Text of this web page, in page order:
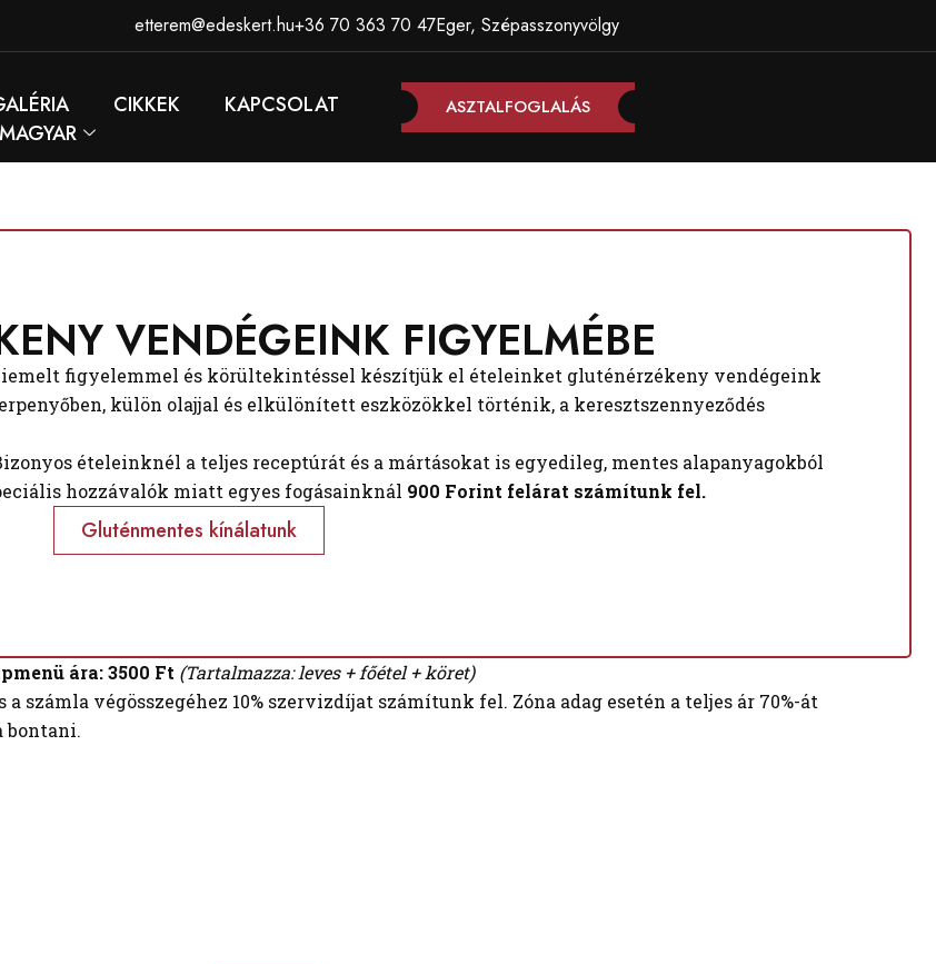
etterem@edeskert.hu+36 70 363 70 47Eger, Szépasszonyvölgy
CIKKEK
KAPCSOLAT
MAGYAR
ASZTALFOGLALÁS
VENDÉGEINK FIGYELMÉBE
figyelemmel és körültekintéssel készítjük el ételeinket gluténérzékeny vendégeink
külön olajjal és elkülönített eszközökkel történik, a keresztszennyeződés
ételeinknél a teljes receptúrát és a mártásokat is egyedileg, mentes alapanyagokból
hozzávalók miatt egyes fogásainknál 900 Forint felárat számítunk fel.
Gluténmentes kínálatunk
ára: 3500 Ft (Tartalmazza: leves + főétel + köret)
végösszegéhez 10% szervizdíjat számítunk fel. Zóna adag esetén a teljes ár 70%-át
bontani.